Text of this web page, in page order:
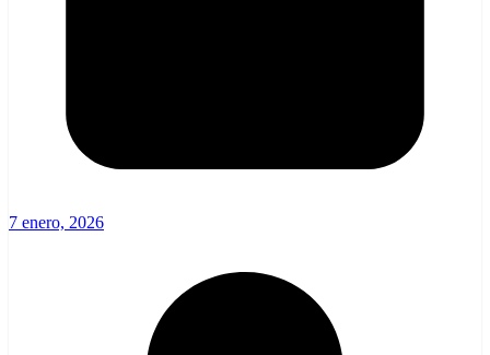
7 enero, 2026